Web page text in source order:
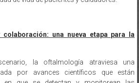
colaboración: una nueva etapa para la
la oftalmología atraviesa una
por avances científicos que están